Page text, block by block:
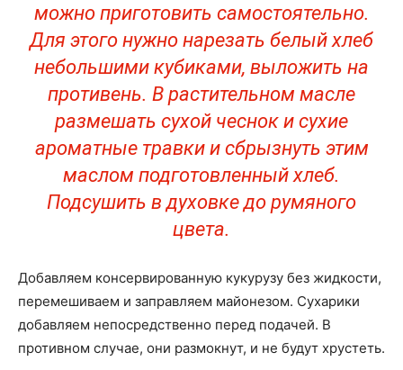
можно приготовить самостоятельно.
Для этого нужно нарезать белый хлеб
небольшими кубиками, выложить на
противень. В растительном масле
размешать сухой чеснок и сухие
ароматные травки и сбрызнуть этим
маслом подготовленный хлеб.
Подсушить в духовке до румяного
цвета.
Добавляем консервированную кукурузу без жидкости,
перемешиваем и заправляем майонезом. Сухарики
добавляем непосредственно перед подачей. В
противном случае, они размокнут, и не будут хрустеть.